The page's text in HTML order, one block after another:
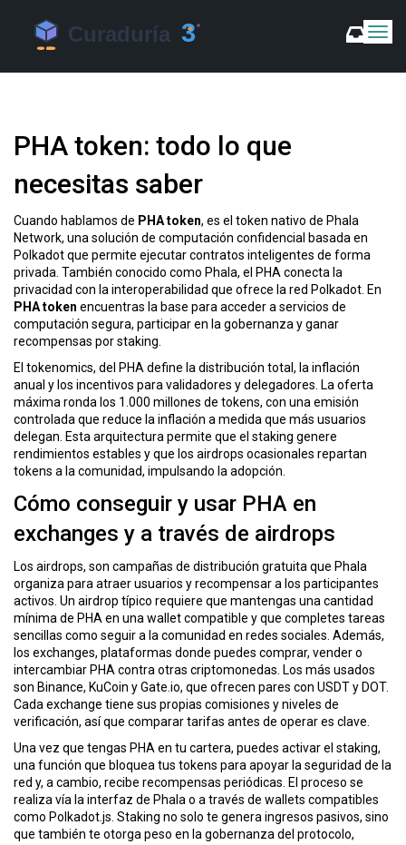
C
m
a
PHA token: todo lo que
necesitas saber
Cuando hablamos de PHA token, es el token nativo de Phala
Network, una solución de computación confidencial basada en
Polkadot que permite ejecutar contratos inteligentes de forma
privada. También conocido como Phala, el PHA conecta la
privacidad con la interoperabilidad que ofrece la red Polkadot. En
PHA token encuentras la base para acceder a servicios de
computación segura, participar en la gobernanza y ganar
recompensas por staking.
El tokenomics, del PHA define la distribución total, la inflación
anual y los incentivos para validadores y delegadores. La oferta
máxima ronda los 1.000 millones de tokens, con una emisión
controlada que reduce la inflación a medida que más usuarios
delegan. Esta arquitectura permite que el staking genere
rendimientos estables y que los airdrops ocasionales repartan
tokens a la comunidad, impulsando la adopción.
Cómo conseguir y usar PHA en
exchanges y a través de airdrops
Los airdrops, son campañas de distribución gratuita que Phala
organiza para atraer usuarios y recompensar a los participantes
activos. Un airdrop típico requiere que mantengas una cantidad
mínima de PHA en una wallet compatible y que completes tareas
sencillas como seguir a la comunidad en redes sociales. Además,
los exchanges, plataformas donde puedes comprar, vender o
intercambiar PHA contra otras criptomonedas. Los más usados
son Binance, KuCoin y Gate.io, que ofrecen pares con USDT y DOT.
Cada exchange tiene sus propias comisiones y niveles de
verificación, así que comparar tarifas antes de operar es clave.
Una vez que tengas PHA en tu cartera, puedes activar el staking,
una función que bloquea tus tokens para apoyar la seguridad de la
red y, a cambio, recibe recompensas periódicas. El proceso se
realiza vía la interfaz de Phala o a través de wallets compatibles
como Polkadot.js. Staking no solo te genera ingresos pasivos, sino
que también te otorga peso en la gobernanza del protocolo,